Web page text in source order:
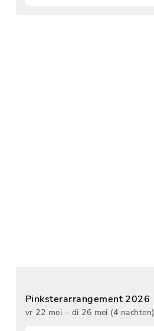
Pinksterarrangement 2026
vr 22 mei – di 26 mei (4 nachten)